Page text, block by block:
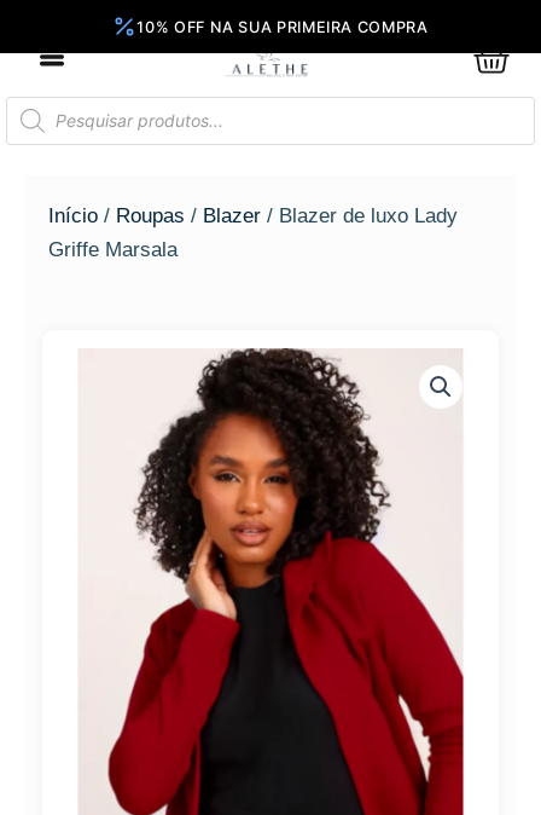
conteúdo
Pesquisar
produtos
Início / Roupas / Blazer / Blazer de luxo Lady
Griffe Marsala